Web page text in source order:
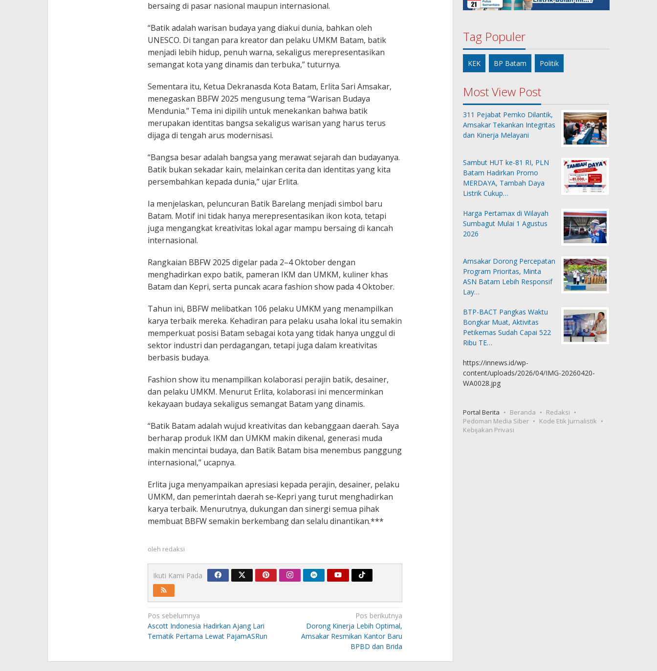
bersaing di pasar nasional maupun internasional.
“Batik adalah warisan budaya yang diakui dunia, bahkan oleh
UNESCO. Di tangan para kreator dan pelaku UMKM Batam, batik
menjadi lebih hidup, penuh warna, sekaligus merepresentasikan
semangat kota yang dinamis dan terbuka,” tuturnya.
Sementara itu, Ketua Dekranasda Kota Batam, Erlita Sari Amsakar,
menegaskan BBFW 2025 mengusung tema “Warisan Budaya
Mendunia.” Tema ini dipilih untuk menekankan bahwa batik
merupakan identitas bangsa sekaligus warisan yang harus terus
dijaga di tengah arus modernisasi.
“Bangsa besar adalah bangsa yang merawat sejarah dan budayanya.
Batik bukan sekadar kain, melainkan cerita dan identitas yang kita
persembahkan kepada dunia,” ujar Erlita.
Ia menjelaskan, peluncuran Batik Barelang menjadi simbol baru
Batam. Motif ini tidak hanya merepresentasikan ikon kota, tetapi
juga mengangkat kreativitas lokal agar mampu bersaing di kancah
internasional.
Rangkaian BBFW 2025 digelar pada 2–4 Oktober dengan
menghadirkan expo batik, pameran IKM dan UMKM, kuliner khas
Batam dan Kepri, serta puncak acara fashion show pada 4 Oktober.
Tahun ini, BBFW melibatkan 106 pelaku UMKM yang menampilkan
karya terbaik mereka. Kehadiran para pelaku usaha lokal itu semakin
memperkuat posisi Batam sebagai kota yang tidak hanya unggul di
sektor industri dan perdagangan, tetapi juga dalam kreativitas
berbasis budaya.
Fashion show itu menampilkan kolaborasi perajin batik, desainer,
dan pelaku UMKM. Menurut Erlita, kolaborasi ini mencerminkan
kekayaan budaya sekaligus semangat Batam yang dinamis.
“Batik Batam adalah wujud kreativitas dan kebanggaan daerah. Saya
berharap produk IKM dan UMKM makin dikenal, generasi muda
makin mencintai budaya, dan Batik Batam bisa menembus panggung
internasional,” ucapnya.
Erlita juga menyampaikan apresiasi kepada perajin, desainer, pelaku
UMKM, dan pemerintah daerah se-Kepri yang turut menghadirkan
karya terbaik. Menurutnya, dukungan dan sinergi semua pihak
membuat BBFW semakin berkembang dan selalu dinantikan.***
oleh redaksi
Ikuti Kami Pada
Navigasi
pos
Pos sebelumnya
Ascott Indonesia Hadirkan Ajang Lari
Tematik Pertama Lewat PajamASRun
Pos berikutnya
Dorong Kinerja Lebih Optimal,
Amsakar Resmikan Kantor Baru
BPBD dan Brida
Tag Populer
KEK BP Batam Politik
Most View Post
311 Pejabat Pemko Dilantik,
Amsakar Tekankan Integritas
dan Kinerja Melayani
Sambut HUT ke-81 RI, PLN
Batam Hadirkan Promo
MERDAYA, Tambah Daya
Listrik Cukup…
Harga Pertamax di Wilayah
Sumbagut Mulai 1 Agustus
2026
Amsakar Dorong Percepatan
Program Prioritas, Minta
ASN Batam Lebih Responsif
Lay…
BTP-BACT Pangkas Waktu
Bongkar Muat, Aktivitas
Petikemas Sudah Capai 522
Ribu TE…
https://innews.id/wp-
content/uploads/2026/04/IMG-20260420-
WA0028.jpg
Portal Berita Beranda
Redaksi
Pedoman Media Siber
Kode Etik Jurnalistik
Kebijakan Privasi